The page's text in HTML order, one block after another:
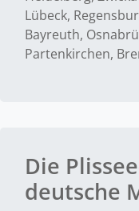
Lübeck,
Bayreuth,
Partenkirchen,
Die
deutsche